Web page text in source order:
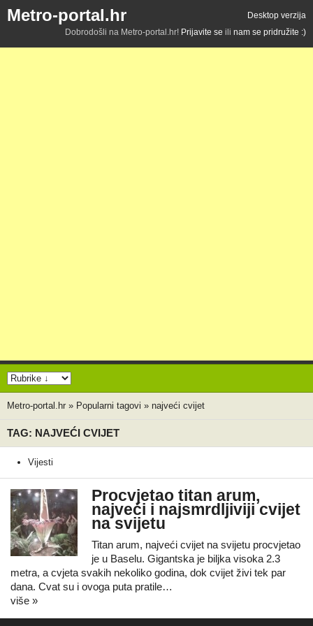
Metro-portal.hr
Desktop verzija
Dobrodošli na Metro-portal.hr! Prijavite se ili nam se pridružite :)
Metro-portal.hr » Popularni tagovi » najveći cvijet
TAG: NAJVEĆI CVIJET
Vijesti
Procvjetao titan arum,
najveći i najsmrdljiviji cvijet
na svijetu
Titan arum, najveći cvijet na svijetu procvjetao
je u Baselu. Gigantska je biljka visoka 2.3
metra, a cvjeta svakih nekoliko godina, dok cvijet živi tek par
dana. Cvat su i ovoga puta pratile…
više »